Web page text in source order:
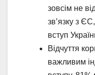
зовсім не
зв’язку з
вступ
Відчуття
важливим